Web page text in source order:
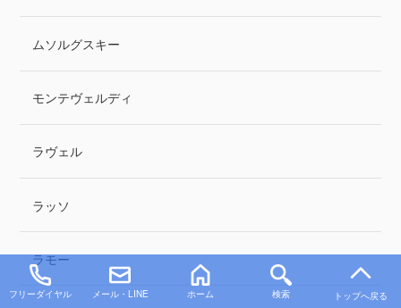
ムソルグスキー
モンテヴェルディ
ラヴェル
ラッソ
ラモー
フリーダイヤル メール・LINE ホーム 検索 トップへ戻る